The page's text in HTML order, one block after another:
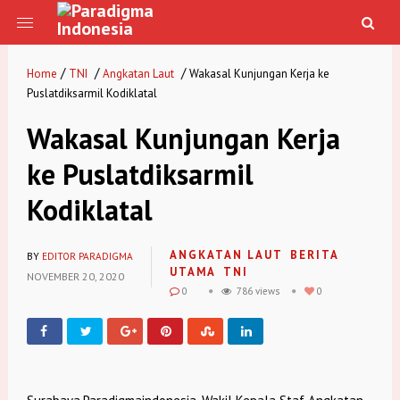
Home / TNI / Angkatan Laut / Wakasal Kunjungan Kerja ke
Puslatdiksarmil Kodiklatal
Wakasal Kunjungan Kerja
ke Puslatdiksarmil
Kodiklatal
BY EDITOR PARADIGMA
NOVEMBER 20, 2020
ANGKATAN LAUT
BERITA
UTAMA
TNI
0 786 views 0